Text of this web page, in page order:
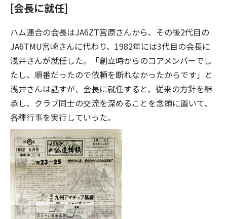
[会長に就任]
ハム連合の会長はJA6ZT宮原さんから、その後2代目の
JA6TMU宮崎さんに代わり、1982年には3代目の会長に
浅井さんが就任した。「創立時からのコアメンバーでし
たし、順番だったので依頼を断れなかったからです」と
浅井さんは話すが、会長に就任すると、従来の方針を継
承し、クラブ同士の交流を深めることを念頭に置いて、
各種行事を実行していった。